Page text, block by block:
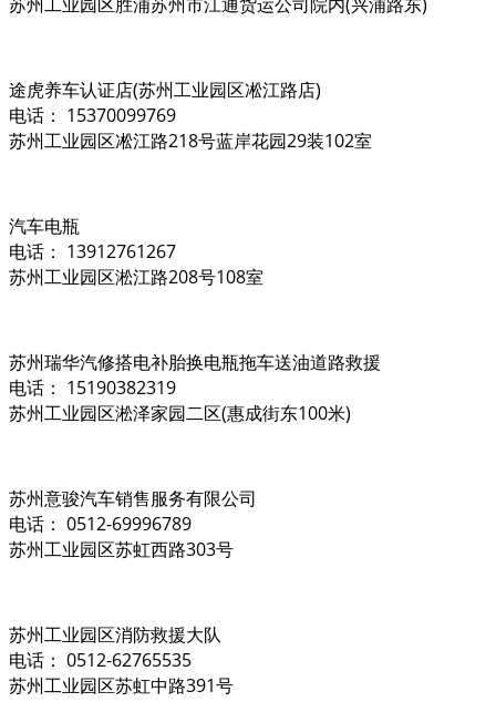
途虎养车认证店(苏州工业园区凇江路店)
电话： 15370099769
苏州工业园区凇江路218号蓝岸花园29装102室
汽车电瓶
电话： 13912761267
苏州工业园区淞江路208号108室
苏州瑞华汽修搭电补胎换电瓶拖车送油道路救援
电话： 15190382319
苏州工业园区淞泽家园二区(惠成街东100米)
苏州意骏汽车销售服务有限公司
电话： 0512-69996789
苏州工业园区苏虹西路303号
苏州工业园区消防救援大队
电话： 0512-62765535
苏州工业园区苏虹中路391号